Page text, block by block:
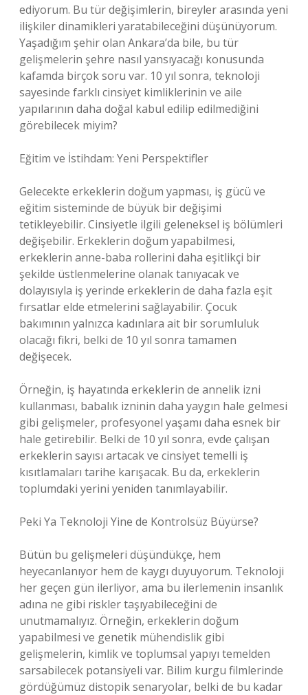
ediyorum. Bu tür değişimlerin, bireyler arasında yeni
ilişkiler dinamikleri yaratabileceğini düşünüyorum.
Yaşadığım şehir olan Ankara’da bile, bu tür
gelişmelerin şehre nasıl yansıyacağı konusunda
kafamda birçok soru var. 10 yıl sonra, teknoloji
sayesinde farklı cinsiyet kimliklerinin ve aile
yapılarının daha doğal kabul edilip edilmediğini
görebilecek miyim?
Eğitim ve İstihdam: Yeni Perspektifler
Gelecekte erkeklerin doğum yapması, iş gücü ve
eğitim sisteminde de büyük bir değişimi
tetikleyebilir. Cinsiyetle ilgili geleneksel iş bölümleri
değişebilir. Erkeklerin doğum yapabilmesi,
erkeklerin anne-baba rollerini daha eşitlikçi bir
şekilde üstlenmelerine olanak tanıyacak ve
dolayısıyla iş yerinde erkeklerin de daha fazla eşit
fırsatlar elde etmelerini sağlayabilir. Çocuk
bakımının yalnızca kadınlara ait bir sorumluluk
olacağı fikri, belki de 10 yıl sonra tamamen
değişecek.
Örneğin, iş hayatında erkeklerin de annelik izni
kullanması, babalık izninin daha yaygın hale gelmesi
gibi gelişmeler, profesyonel yaşamı daha esnek bir
hale getirebilir. Belki de 10 yıl sonra, evde çalışan
erkeklerin sayısı artacak ve cinsiyet temelli iş
kısıtlamaları tarihe karışacak. Bu da, erkeklerin
toplumdaki yerini yeniden tanımlayabilir.
Peki Ya Teknoloji Yine de Kontrolsüz Büyürse?
Bütün bu gelişmeleri düşündükçe, hem
heyecanlanıyor hem de kaygı duyuyorum. Teknoloji
her geçen gün ilerliyor, ama bu ilerlemenin insanlık
adına ne gibi riskler taşıyabileceğini de
unutmamalıyız. Örneğin, erkeklerin doğum
yapabilmesi ve genetik mühendislik gibi
gelişmelerin, kimlik ve toplumsal yapıyı temelden
sarsabilecek potansiyeli var. Bilim kurgu filmlerinde
gördüğümüz distopik senaryolar, belki de bu kadar